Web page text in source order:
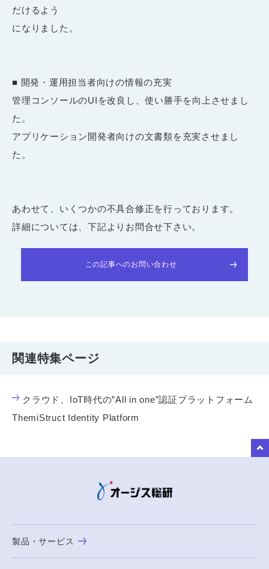
だけるよう
になりました。
■ 開発・運用担当者向けの情報の充実
管理コンソールのUIを改良し、使い勝手を向上させまし
た。
アプリケーション開発者向けの文書類を充実させまし
た。
あわせて、いくつかの不具合修正を行っております。
詳細については、下記よりお問合せ下さい。
この記事へのお問い合わせ
関連特集ページ
クラウド、IoT時代の”All in one”認証プラットフォーム
ThemiStruct Identity Platform
製品・サービス